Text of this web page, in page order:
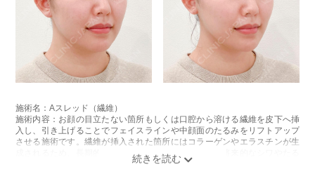
施術名：Aスレッド（繊維）
施術内容：お顔の目立たない箇所もしくは口腔から溶ける繊維を皮下へ挿
入し、引き上げることでフェイスラインや中顔面のたるみをリフトアップ
させる施術です。繊維が挿入された箇所にはコラーゲンやエラスチンが生
成されるため、長期的な美肌効果、肌質の改善効果、将来的なシワやたる
みの予防効果が期待できます。